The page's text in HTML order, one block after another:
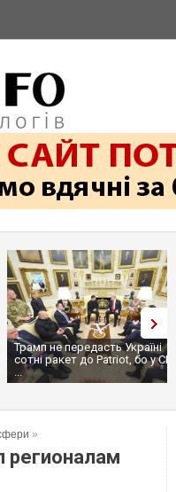
Трамп не передасть Україні
сотні ракет до Patriot, бо у
...
»
регионалам